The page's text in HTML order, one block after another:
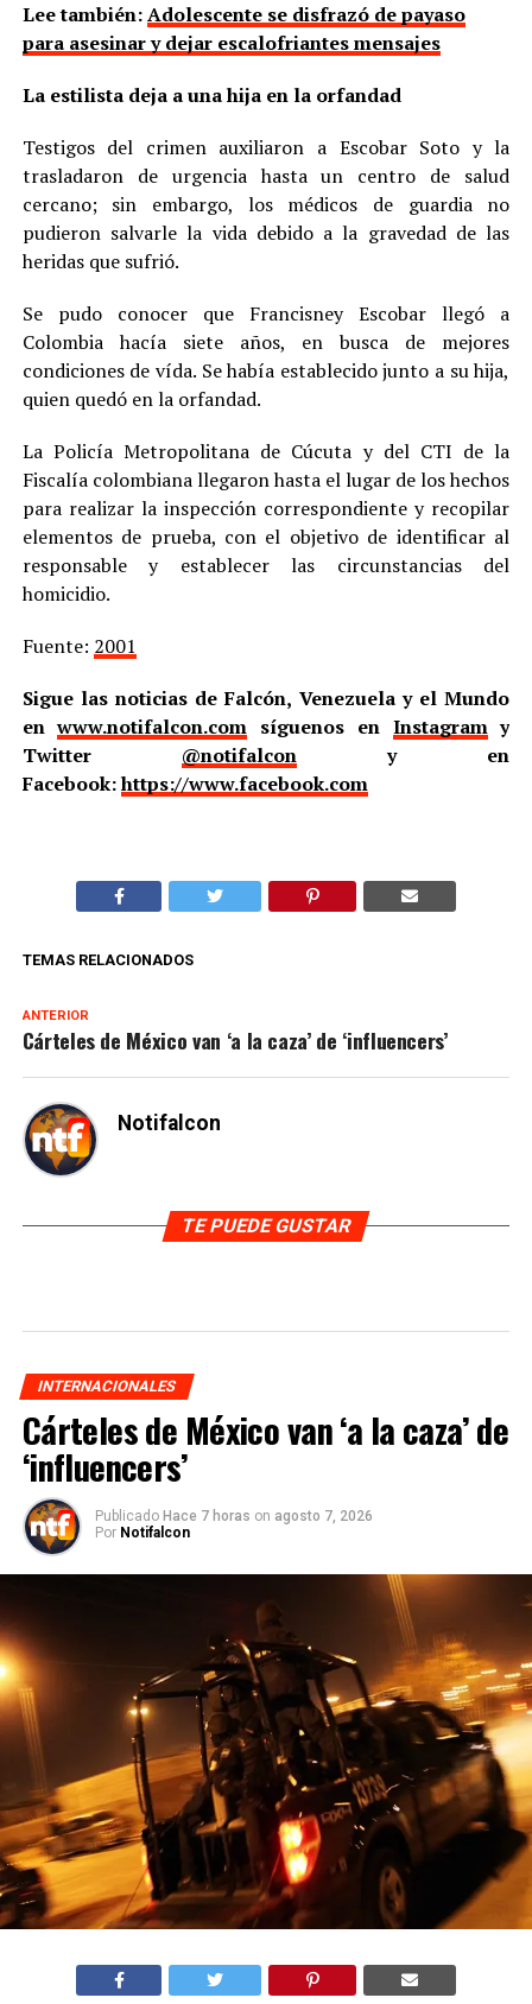
Lee también:Adolescente se disfrazó de payaso
para asesinar y dejar escalofriantes mensajes
La estilista deja a una hija en la orfandad
Testigos del crimen auxiliaron a Escobar Soto y la
trasladaron de urgencia hasta un centro de salud
cercano; sin embargo, los médicos de guardia no
pudieron salvarle la vida debido a la gravedad de las
heridas que sufrió.
Se pudo conocer que Francisney Escobar llegó a
Colombia hacía siete años, en busca de mejores
condiciones de vída. Se había establecido junto a su hija,
quien quedó en la orfandad.
La Policía Metropolitana de Cúcuta y del CTI de la
Fiscalía colombiana llegaron hasta el lugar de los hechos
para realizar la inspección correspondiente y recopilar
elementos de prueba, con el objetivo de identificar al
responsable y establecer las circunstancias del
homicidio.
Fuente: 2001
Sigue las noticias de Falcón, Venezuela y el Mundo
enwww.notifalcon.com síguenos en Instagramy
Twitter @notifalcony en
Facebook:https://www.facebook.com
TEMAS RELACIONADOS
ANTERIOR
Cárteles de México van ‘a la caza’ de ‘influencers’
Notifalcon
TE PUEDE GUSTAR
INTERNACIONALES
Cárteles de México van ‘a la caza’ de
‘influencers’
Publicado Hace 7 horas on agosto 7, 2026
Por Notifalcon